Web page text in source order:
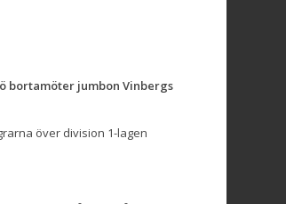
bortamöter jumbon Vinbergs
över division 1-lagen